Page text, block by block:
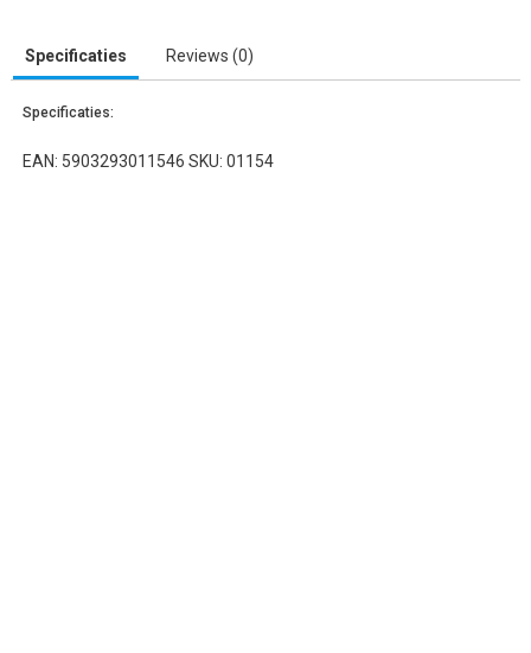
Specificaties Reviews (0)
Specificaties:
EAN: 5903293011546 SKU: 01154